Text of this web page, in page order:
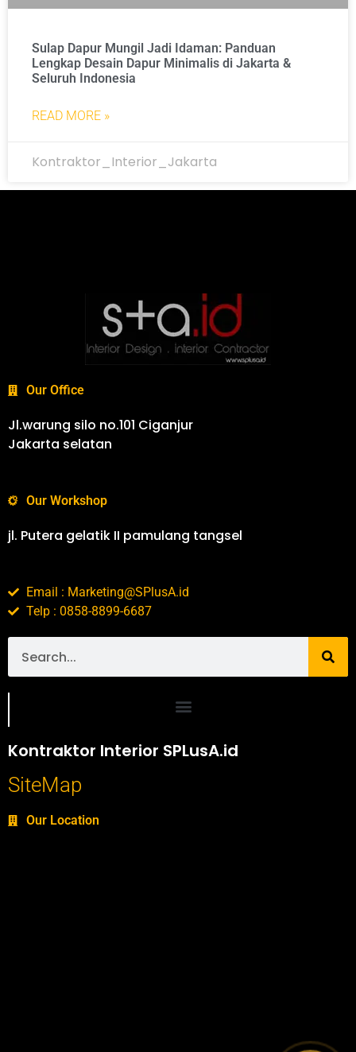
Sulap Dapur Mungil Jadi Idaman: Panduan
Lengkap Desain Dapur Minimalis di Jakarta &
Seluruh Indonesia
READ MORE »
Kontraktor_Interior_Jakarta
Our Office
Jl.warung silo no.101 Ciganjur
Jakarta selatan
Our Workshop
jl. Putera gelatik II pamulang tangsel
Email : Marketing@SPlusA.id
Telp : 0858-8899-6687
Kontraktor Interior SPLusA.id
SiteMap
Our Location